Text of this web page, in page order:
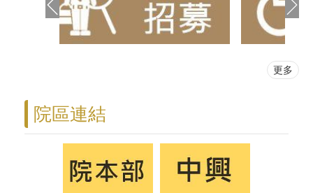
更多
院區連結